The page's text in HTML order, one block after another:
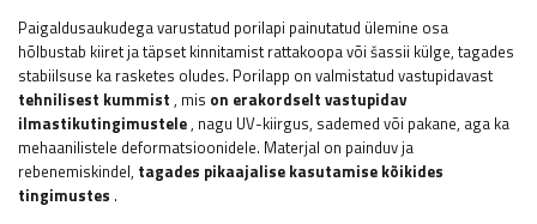
Paigaldusaukudega varustatud porilapi painutatud ülemine osa
hõlbustab kiiret ja täpset kinnitamist rattakoopa või šassii külge, tagades
stabiilsuse ka rasketes oludes. Porilapp on valmistatud vastupidavast
tehnilisest kummist , mis on erakordselt vastupidav
ilmastikutingimustele, nagu UV-kiirgus, sademed või pakane, aga ka
mehaanilistele deformatsioonidele. Materjal on painduv ja
rebenemiskindel, tagades pikaajalise kasutamise kõikides
tingimustes .